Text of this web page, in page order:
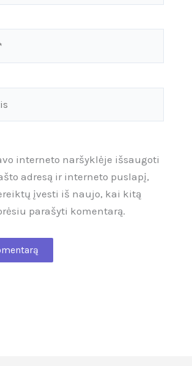
interneto naršyklėje išsaugoti
adresą ir interneto puslapį,
įvesti iš naujo, kai kitą
parašyti komentarą.